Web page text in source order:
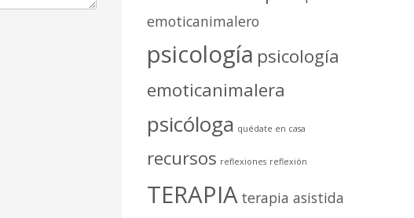
emoticanimalero
psicología psicología
emoticanimalera
psicóloga quédate en casa
recursos reflexiones reflexión
TERAPIA terapia asistida